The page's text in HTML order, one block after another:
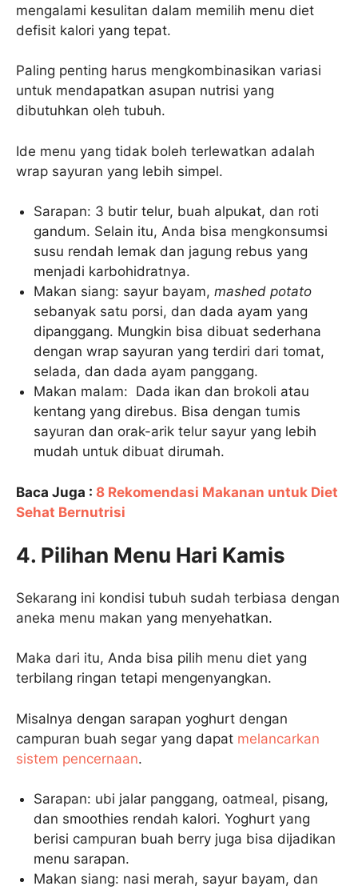
mengalami kesulitan dalam memilih menu diet
defisit kalori yang tepat.
Paling penting harus mengkombinasikan variasi
untuk mendapatkan asupan nutrisi yang
dibutuhkan oleh tubuh.
Ide menu yang tidak boleh terlewatkan adalah
wrap sayuran yang lebih simpel.
Sarapan: 3 butir telur, buah alpukat, dan roti
gandum. Selain itu, Anda bisa mengkonsumsi
susu rendah lemak dan jagung rebus yang
menjadi karbohidratnya.
Makan siang: sayur bayam,mashed potato
sebanyak satu porsi, dan dada ayam yang
dipanggang. Mungkin bisa dibuat sederhana
dengan wrap sayuran yang terdiri dari tomat,
selada, dan dada ayam panggang.
Makan malam: Dada ikan dan brokoli atau
kentang yang direbus. Bisa dengan tumis
sayuran dan orak-arik telur sayur yang lebih
mudah untuk dibuat dirumah.
Baca Juga : 8 Rekomendasi Makanan untuk Diet
Sehat Bernutrisi
4. Pilihan Menu Hari Kamis
Sekarang ini kondisi tubuh sudah terbiasa dengan
aneka menu makan yang menyehatkan.
Maka dari itu, Anda bisa pilih menu diet yang
terbilang ringan tetapi mengenyangkan.
Misalnya dengan sarapan yoghurt dengan
campuran buah segar yang dapat melancarkan
sistem pencernaan.
Sarapan: ubi jalar panggang, oatmeal, pisang,
dan smoothies rendah kalori. Yoghurt yang
berisi campuran buah berry juga bisa dijadikan
menu sarapan.
Makan siang: nasi merah, sayur bayam, dan